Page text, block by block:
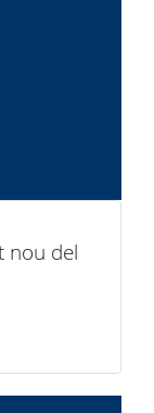
nou del